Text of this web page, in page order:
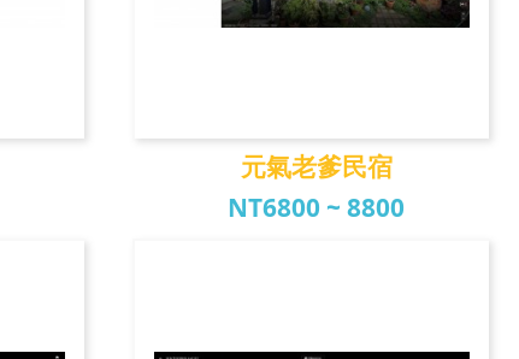
元氣老爹民宿
NT6800 ~ 8800